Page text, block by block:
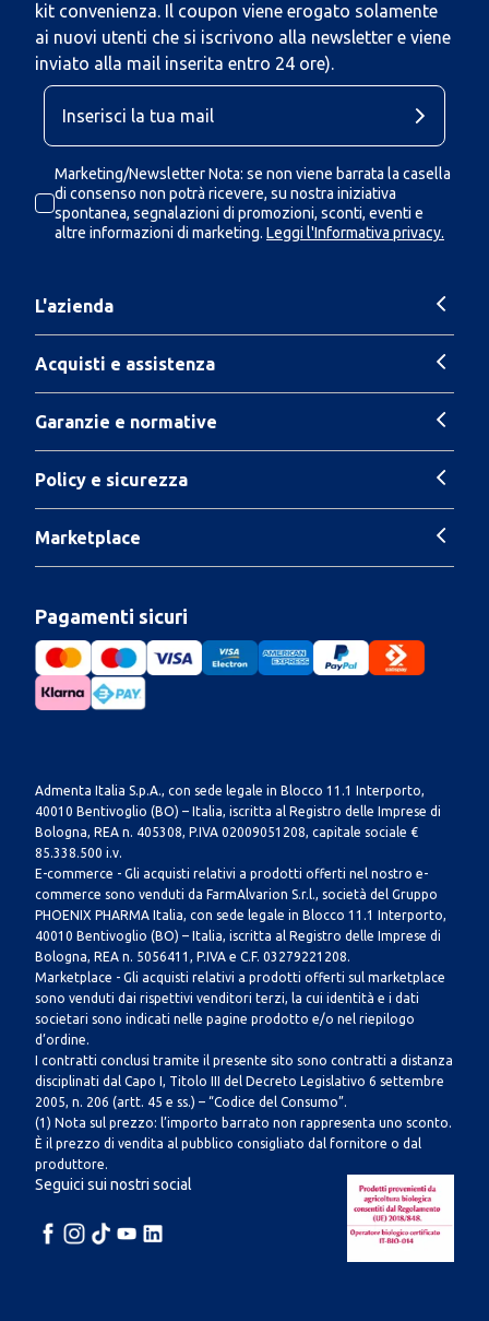
kit convenienza. Il coupon viene erogato solamente
ai nuovi utenti che si iscrivono alla newsletter e viene
inviato alla mail inserita entro 24 ore).
Marketing/Newsletter Nota: se non viene barrata la casella
di consenso non potrà ricevere, su nostra iniziativa
spontanea, segnalazioni di promozioni, sconti, eventi e
altre informazioni di marketing. Leggi l'Informativa privacy.
L'azienda
Acquisti e assistenza
Garanzie e normative
Policy e sicurezza
Marketplace
Pagamenti sicuri
Admenta Italia S.p.A., con sede legale in Blocco 11.1 Interporto,
40010 Bentivoglio (BO) – Italia, iscritta al Registro delle Imprese di
Bologna, REA n. 405308, P.IVA 02009051208, capitale sociale €
85.338.500 i.v.
E-commerce - Gli acquisti relativi a prodotti offerti nel nostro e-
commerce sono venduti da FarmAlvarion S.r.l., società del Gruppo
PHOENIX PHARMA Italia, con sede legale in Blocco 11.1 Interporto,
40010 Bentivoglio (BO) – Italia, iscritta al Registro delle Imprese di
Bologna, REA n. 5056411, P.IVA e C.F. 03279221208.
Marketplace - Gli acquisti relativi a prodotti offerti sul marketplace
sono venduti dai rispettivi venditori terzi, la cui identità e i dati
societari sono indicati nelle pagine prodotto e/o nel riepilogo
d’ordine.
I contratti conclusi tramite il presente sito sono contratti a distanza
disciplinati dal Capo I, Titolo III del Decreto Legislativo 6 settembre
2005, n. 206 (artt. 45 e ss.) – “Codice del Consumo”.
(1) Nota sul prezzo: l’importo barrato non rappresenta uno sconto.
È il prezzo di vendita al pubblico consigliato dal fornitore o dal
produttore.
Seguici sui nostri social